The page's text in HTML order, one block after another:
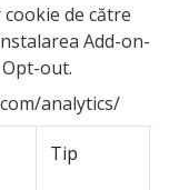
de către
Add-on-
out.
analytics/
Tip